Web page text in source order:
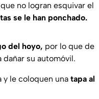
que no logran esquivar el
se le han ponchado.
del hoyo, por lo que de
su automóvil.
y le coloquen una tapa al